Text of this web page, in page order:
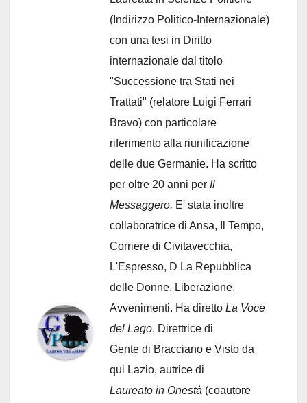
(Indirizzo Politico-Internazionale)
con una tesi in Diritto
internazionale dal titolo
"Successione tra Stati nei
Trattati" (relatore Luigi Ferrari
Bravo) con particolare
riferimento alla riunificazione
delle due Germanie. Ha scritto
per oltre 20 anni per Il
Messaggero. E' stata inoltre
collaboratrice di Ansa, Il Tempo,
Corriere di Civitavecchia,
L'Espresso, D La Repubblica
delle Donne, Liberazione,
Avvenimenti. Ha diretto La Voce
del Lago. Direttrice di
Gente di Bracciano e Visto da
qui Lazio, autrice di
Laureato in Onestà (coautore